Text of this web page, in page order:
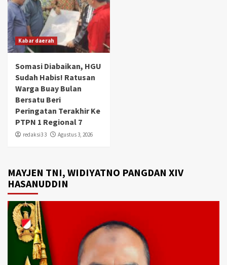
Kabar daerah
Somasi Diabaikan, HGU
Sudah Habis! Ratusan
Warga Buay Bulan
Bersatu Beri
Peringatan Terakhir Ke
PTPN 1 Regional 7
redaksi3 3 Agustus 3, 2026
MAYJEN TNI, WIDIYATNO PANGDAN XIV
HASANUDDIN